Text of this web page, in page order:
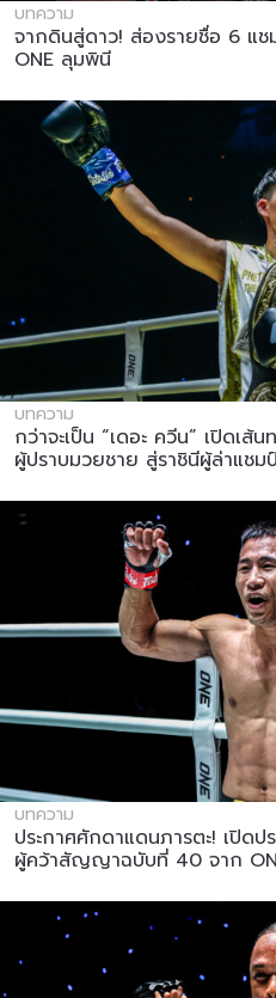
บทความ
จากดินสู่ดาว! ส่องรายชื่อ 6 แช
ONE ลุมพินี
บทความ
กว่าจะเป็น “เดอะ ควีน” เปิดเ
ผู้ปราบมวยชาย สู่ราชินีผู้ล่าแช
บทความ
ประกาศศักดาแดนภารตะ! เปิดป
ผู้คว้าสัญญาฉบับที่ 40 จาก